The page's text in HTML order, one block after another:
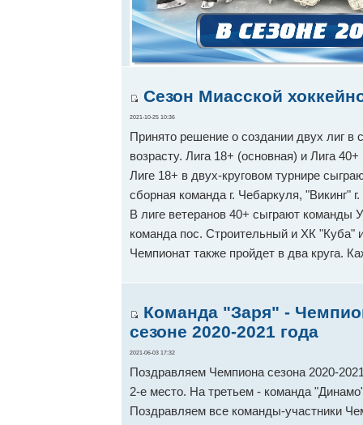
Сезон Миасской
2021-10-25 10:36
Принято решение о создании двух лиг в
возрасту. Лига 18+ (основная) и Лига
Лиге 18+ в двух-круговом турнире
сборная команда г. Чебаркуля, "Викинг"
В лиге ветеранов 40+ сыграют
команда пос. Строительный и ХК "Куба"
Чемпионат также пройдет в два круга.
Команда "Заря" -
сезоне 2020-2021 года
2021-06-03 17:32
Поздравляем Чемпиона сезона 2020-
2-е место. На третьем - команда
Поздравляем все команды-участники